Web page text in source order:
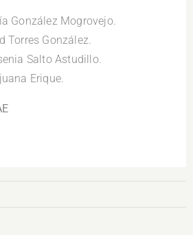
González Mogrovejo.
Torres González.
Salto Astudillo.
Erique.